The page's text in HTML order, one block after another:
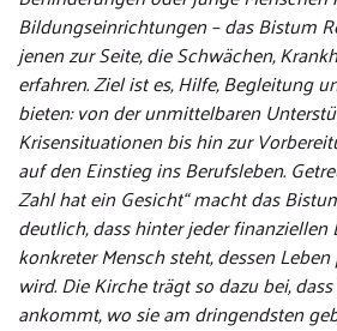
Bildungseinrichtungen – das Bistum
jenen zur Seite, die Schwächen,
erfahren. Ziel ist es, Hilfe, Begleitung
bieten: von der unmittelbaren
Krisensituationen bis hin zur
auf den Einstieg ins Berufsleben.
Zahl hat ein Gesicht“ macht das
deutlich, dass hinter jeder
konkreter Mensch steht, dessen
wird. Die Kirche trägt so dazu bei,
ankommt, wo sie am dringendsten